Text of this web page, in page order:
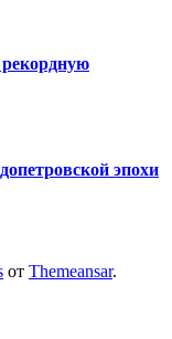
рекордную
эпохи
от Themeansar.